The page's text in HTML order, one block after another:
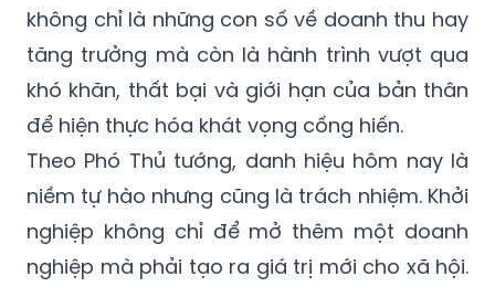
không chỉ là những con số về doanh thu hay
tăng trưởng mà còn là hành trình vượt qua
khó khăn, thất bại và giới hạn của bản thân
để hiện thực hóa khát vọng cống hiến.
Theo Phó Thủ tướng, danh hiệu hôm nay là
niềm tự hào nhưng cũng là trách nhiệm. Khởi
nghiệp không chỉ để mở thêm một doanh
nghiệp mà phải tạo ra giá trị mới cho xã hội.